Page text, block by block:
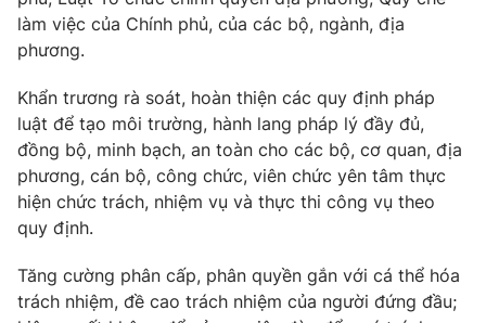
Tổng đài VTV: 024.38 355 931 - 024.38 355 932
Ðiện thoại Thời báo VTV:
024.66 897 897
Liên hệ quảng cáo:024-7300.7108
làm việc của Chính phủ, của các bộ, ngành, địa
phương.
Khẩn trương rà soát, hoàn thiện các quy định pháp
luật để tạo môi trường, hành lang pháp lý đầy đủ,
đồng bộ, minh bạch, an toàn cho các bộ, cơ quan, địa
phương, cán bộ, công chức, viên chức yên tâm thực
hiện chức trách, nhiệm vụ và thực thi công vụ theo
quy định.
Tăng cường phân cấp, phân quyền gắn với cá thể hóa
trách nhiệm, đề cao trách nhiệm của người đứng đầu;